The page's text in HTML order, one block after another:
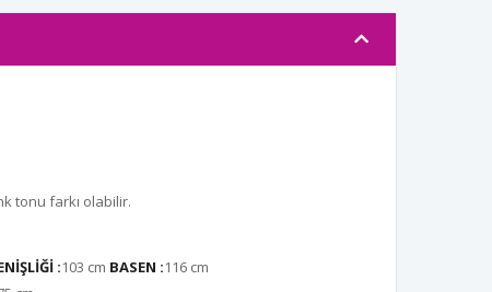
tonu farkı olabilir.
:103 cm BASEN :116 cm